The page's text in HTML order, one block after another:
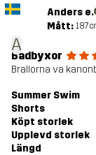
A
Anders e.
Mått:
Badbyxor
Brallorna va
Summer Swim
Shorts
Köpt storlek
Upplevd storlek
Längd